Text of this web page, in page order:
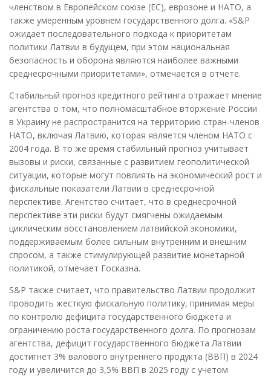
членством в Европейском союзе (ЕС), еврозоне и НАТО, а
также умеренным уровнем государственного долга. «S&P
ожидает последовательного подхода к приоритетам
политики Латвии в будущем, при этом национальная
безопасность и оборона являются наиболее важными
среднесрочными приоритетами», отмечается в отчете.
Стабильный прогноз кредитного рейтинга отражает мнение
агентства о том, что полномасштабное вторжение России
в Украину не распространится на территорию стран-членов
НАТО, включая Латвию, которая является членом НАТО с
2004 года. В то же время стабильный прогноз учитывает
вызовы и риски, связанные с развитием геополитической
ситуации, которые могут повлиять на экономический рост и
фискальные показатели Латвии в среднесрочной
перспективе. Агентство считает, что в среднесрочной
перспективе эти риски будут смягчены ожидаемым
циклическим восстановлением латвийской экономики,
поддерживаемым более сильным внутренним и внешним
спросом, а также стимулирующей развитие монетарной
политикой, отмечает Госказна.
S&P также считает, что правительство Латвии продолжит
проводить жесткую фискальную политику, принимая меры
по контролю дефицита государственного бюджета и
ограничению роста государственного долга. По прогнозам
агентства, дефицит государственного бюджета Латвии
достигнет 3% валового внутреннего продукта (ВВП) в 2024
году и увеличится до 3,5% ВВП в 2025 году с учетом